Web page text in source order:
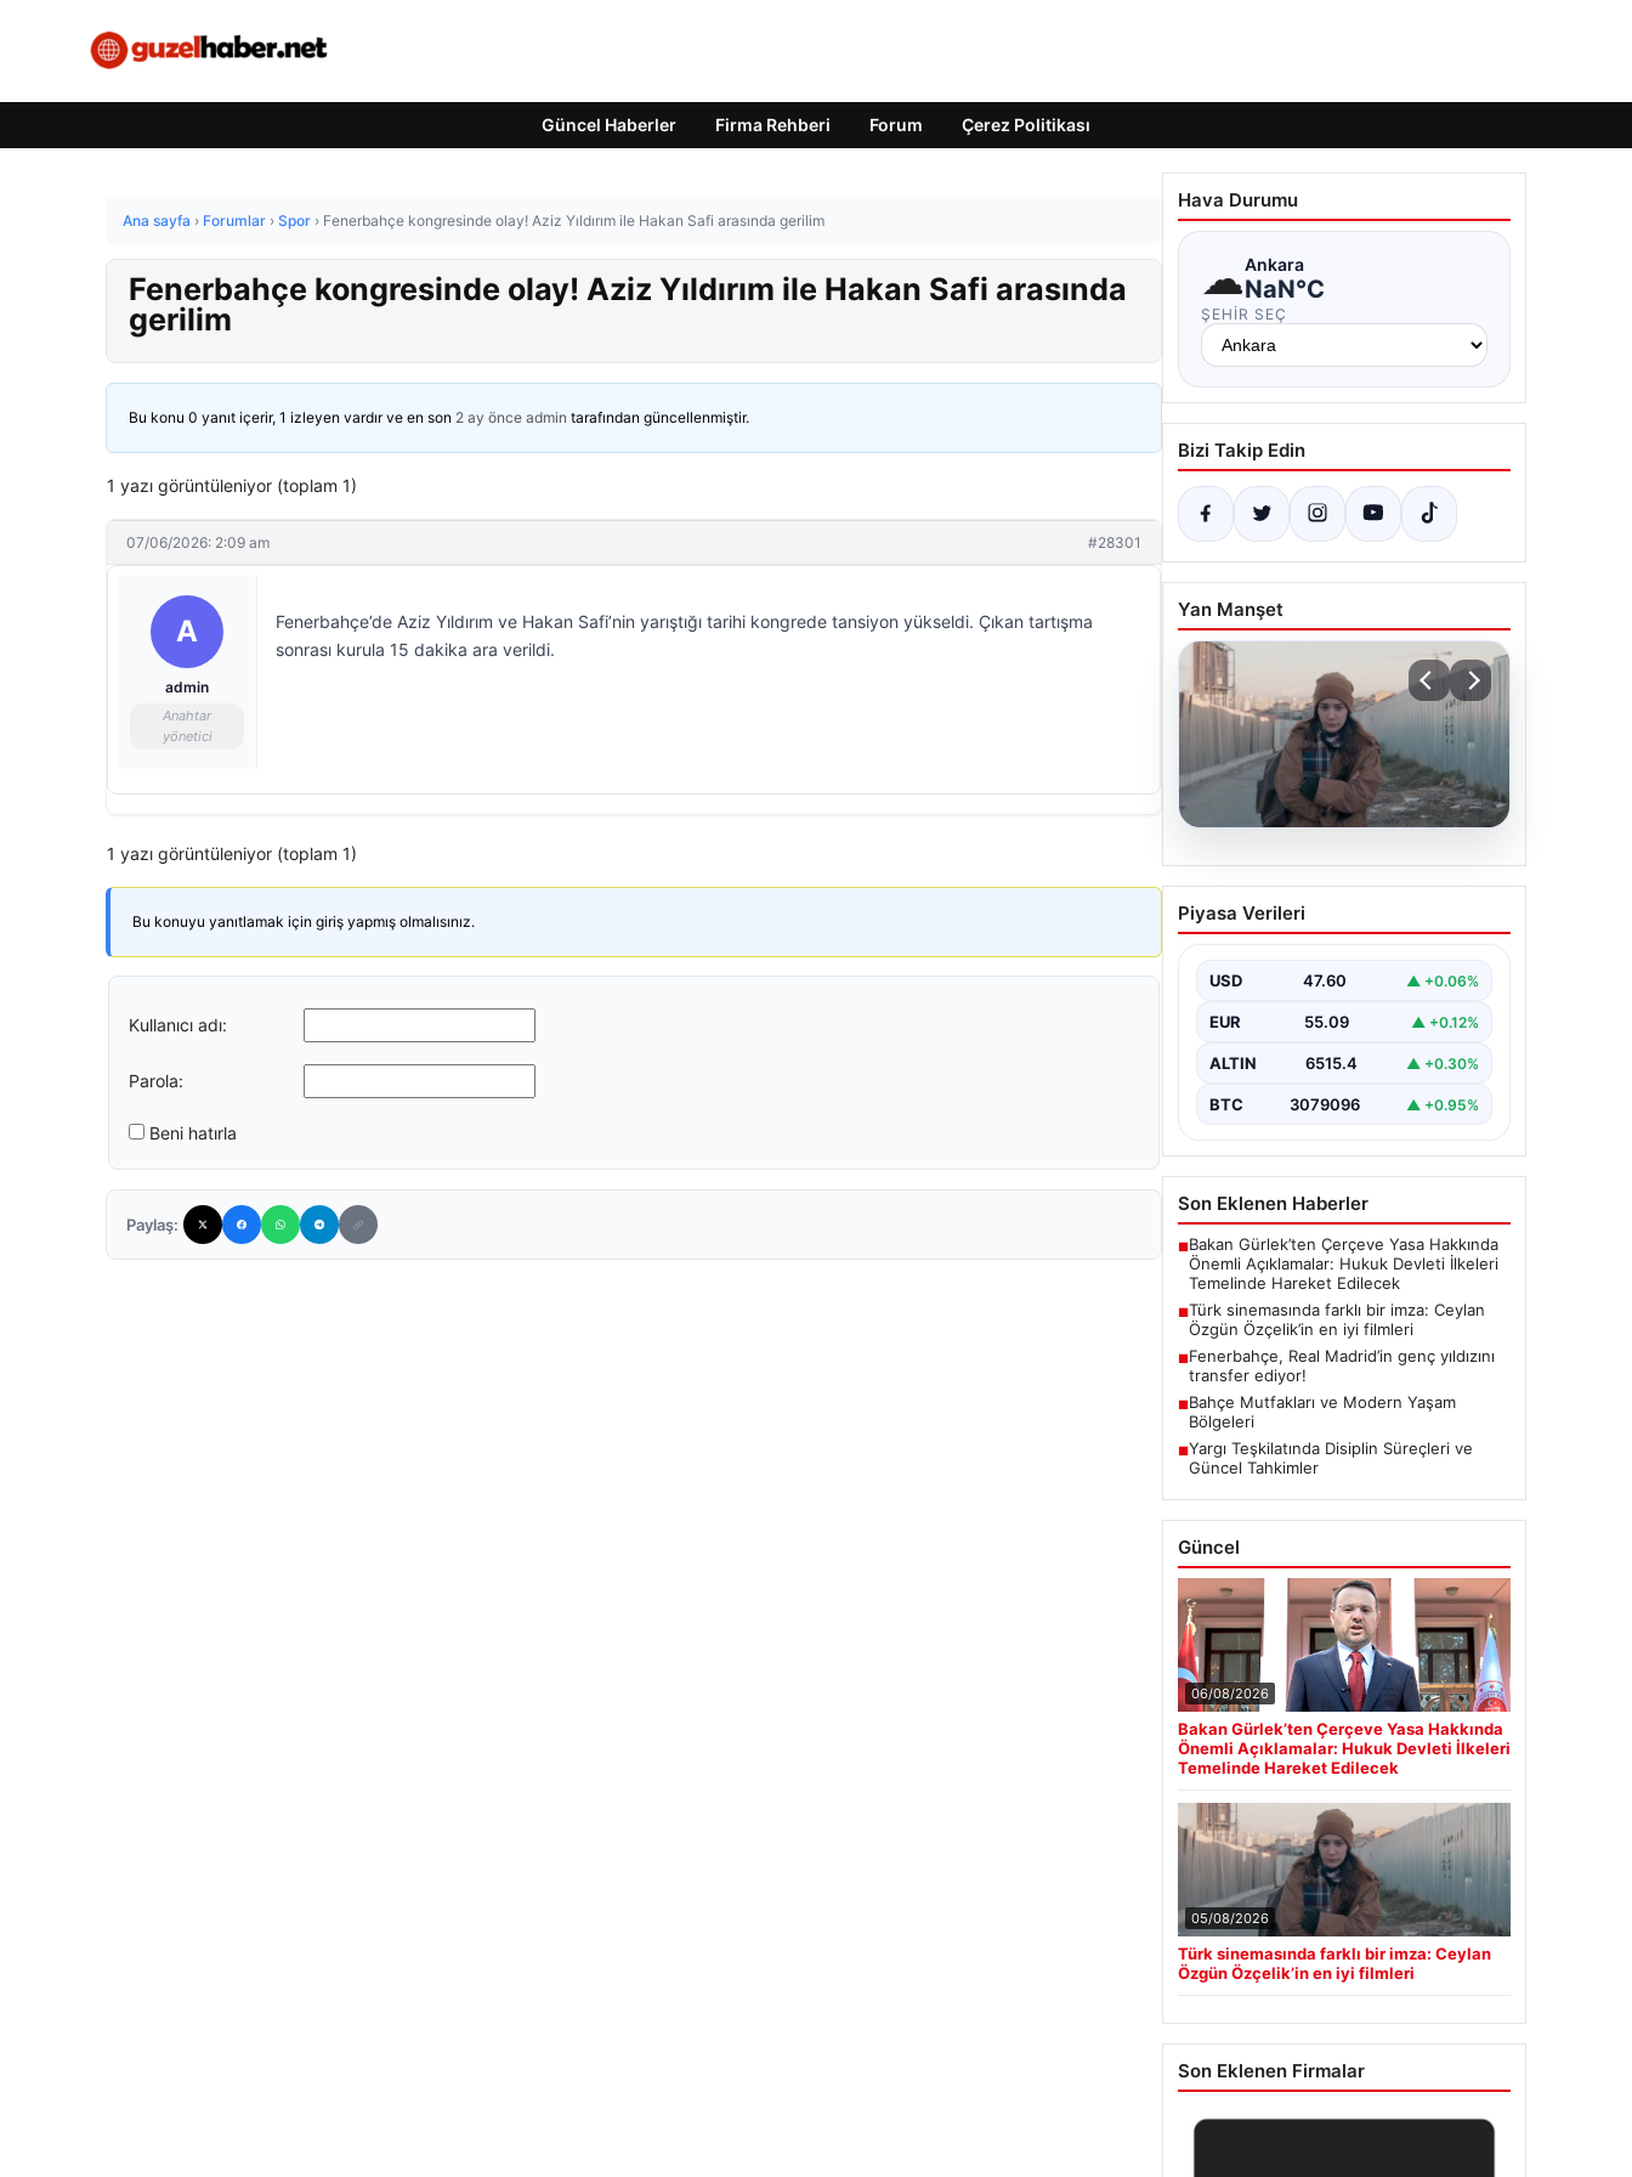
Güncel Haberler Firma Rehberi Forum Çerez Politikası
Ana sayfa › Forumlar › Spor › Fenerbahçe kongresinde olay! Aziz Yıldırım ile Hakan Safi arasında gerilim
Fenerbahçe kongresinde olay! Aziz Yıldırım ile Hakan Safi arasında
gerilim
Bu konu 0 yanıt içerir, 1 izleyen vardır ve en son 2 ay önce admin tarafından güncellenmiştir.
1 yazı görüntüleniyor (toplam 1)
07/06/2026: 2:09 am #28301
A
admin
Anahtar
yönetici
Fenerbahçe’de Aziz Yıldırım ve Hakan Safi’nin yarıştığı tarihi kongrede tansiyon yükseldi. Çıkan tartışma
sonrası kurula 15 dakika ara verildi.
1 yazı görüntüleniyor (toplam 1)
Bu konuyu yanıtlamak için giriş yapmış olmalısınız.
Kullanıcı adı:
Parola:
Beni hatırla
Paylaş:
Hava Durumu
☁Ankara
NaN°C
ŞEHIR SEÇ
Bizi Takip Edin
Yan Manşet
05.08.2026
Türk sinemasında farklı bir
imza: Ceylan Özgün
Piyasa Verileri
USD 47.60 ▲ +0.06%
EUR 55.09 ▲ +0.12%
ALTIN 6515.4 ▲ +0.30%
BTC 3079096 ▲ +0.95%
Son Eklenen Haberler
■Bakan Gürlek’ten Çerçeve Yasa Hakkında
Önemli Açıklamalar: Hukuk Devleti İlkeleri
Temelinde Hareket Edilecek
■Türk sinemasında farklı bir imza: Ceylan
Özgün Özçelik’in en iyi filmleri
■Fenerbahçe, Real Madrid’in genç yıldızını
transfer ediyor!
■Bahçe Mutfakları ve Modern Yaşam
Bölgeleri
■Yargı Teşkilatında Disiplin Süreçleri ve
Güncel Tahkimler
Güncel
06/08/2026
Bakan Gürlek’ten Çerçeve Yasa Hakkında
Önemli Açıklamalar: Hukuk Devleti İlkeleri
Temelinde Hareket Edilecek
05/08/2026
Türk sinemasında farklı bir imza: Ceylan
Özgün Özçelik’in en iyi filmleri
Son Eklenen Firmalar